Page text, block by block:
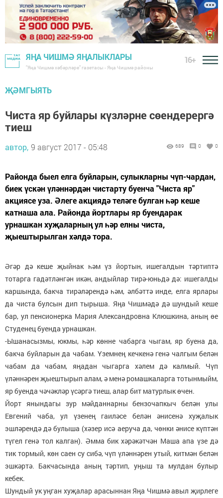
ЯҢА ЧИШМӘ ЯҢАЛЫКЛАРЫ
"Яңа Чишмә хәбәрләре" газетасы - Яңа Чишмә районы
16+
ҖӘМГЫЯТЬ
Чиста яр буйлары күзләрне сөендерергә
тиеш
автор, 9 август 2017 - 05:48 689 0 0
Районда быел елга буйларын, сулыкларны чүп-чардан,
биек үскән үләннәрдән чистарту буенча "Чиста яр"
акциясе уза. Әлеге акциядә теләге булган һәр кеше
катнаша ала. Районда йортлары яр буендарак
урнашкан хуҗаларның ул һәр елны чиста,
җыештырылган хәлдә тора.
Әгәр дә кеше җыйнак һәм үз йортын, ишегалдын тәртиптә
тотарга гадәтләнгән икән, андыйлар тирә-юньдә дә: ишегалды
каршында, бакча тирәләрендә һәм, әлбәттә инде, елга ярлары
да чиста булсын дип тырыша. Яңа Чишмәдә дә шундый кеше
бар, ул пенсионерка Мария Александровна Клюшкина, аның өе
Студенец буенда урнашкан.
-Ышанасызмы, юкмы, һәр көнне чабарга чыгам, яр буена да,
бакча буйларын да чабам. Үземнең кечкенә генә чалгым белән
чабам да чабам, яңадан чыгарга хәлем дә калмый. Чүп
үләннәрен җыештырып алам, ә менә ромашкаларга тотынмыйм,
яр буенда чәчәкләр үсәргә тиеш, алар бит матурлык өчен.
Йорт янындагы зур мәйданнарны бензочапкыч белән улы
Евгений чаба, ул үзенең гаиләсе белән әнисенә хуҗалык
эшләрендә дә булыша (хәзер исә аеруча да, чөнки әнисе күптән
түгел генә тол калган). Әмма бик хәрәкәтчән Маша апа үзе дә
тик тормый, көн саен су сибә, чүп үләннәрен утый, китмән белән
эшкәртә. Бакчасында аның тәртип, уңыш та мулдан булыр
кебек.
Шундый ук уңган хуҗалар арасыннан Яңа Чишмә авыл җирлеге